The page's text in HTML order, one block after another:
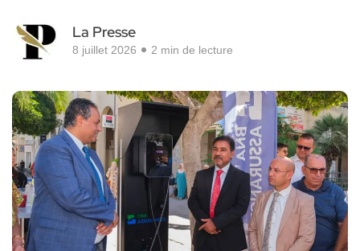
La Presse
8 juillet 2026 2 min de lecture